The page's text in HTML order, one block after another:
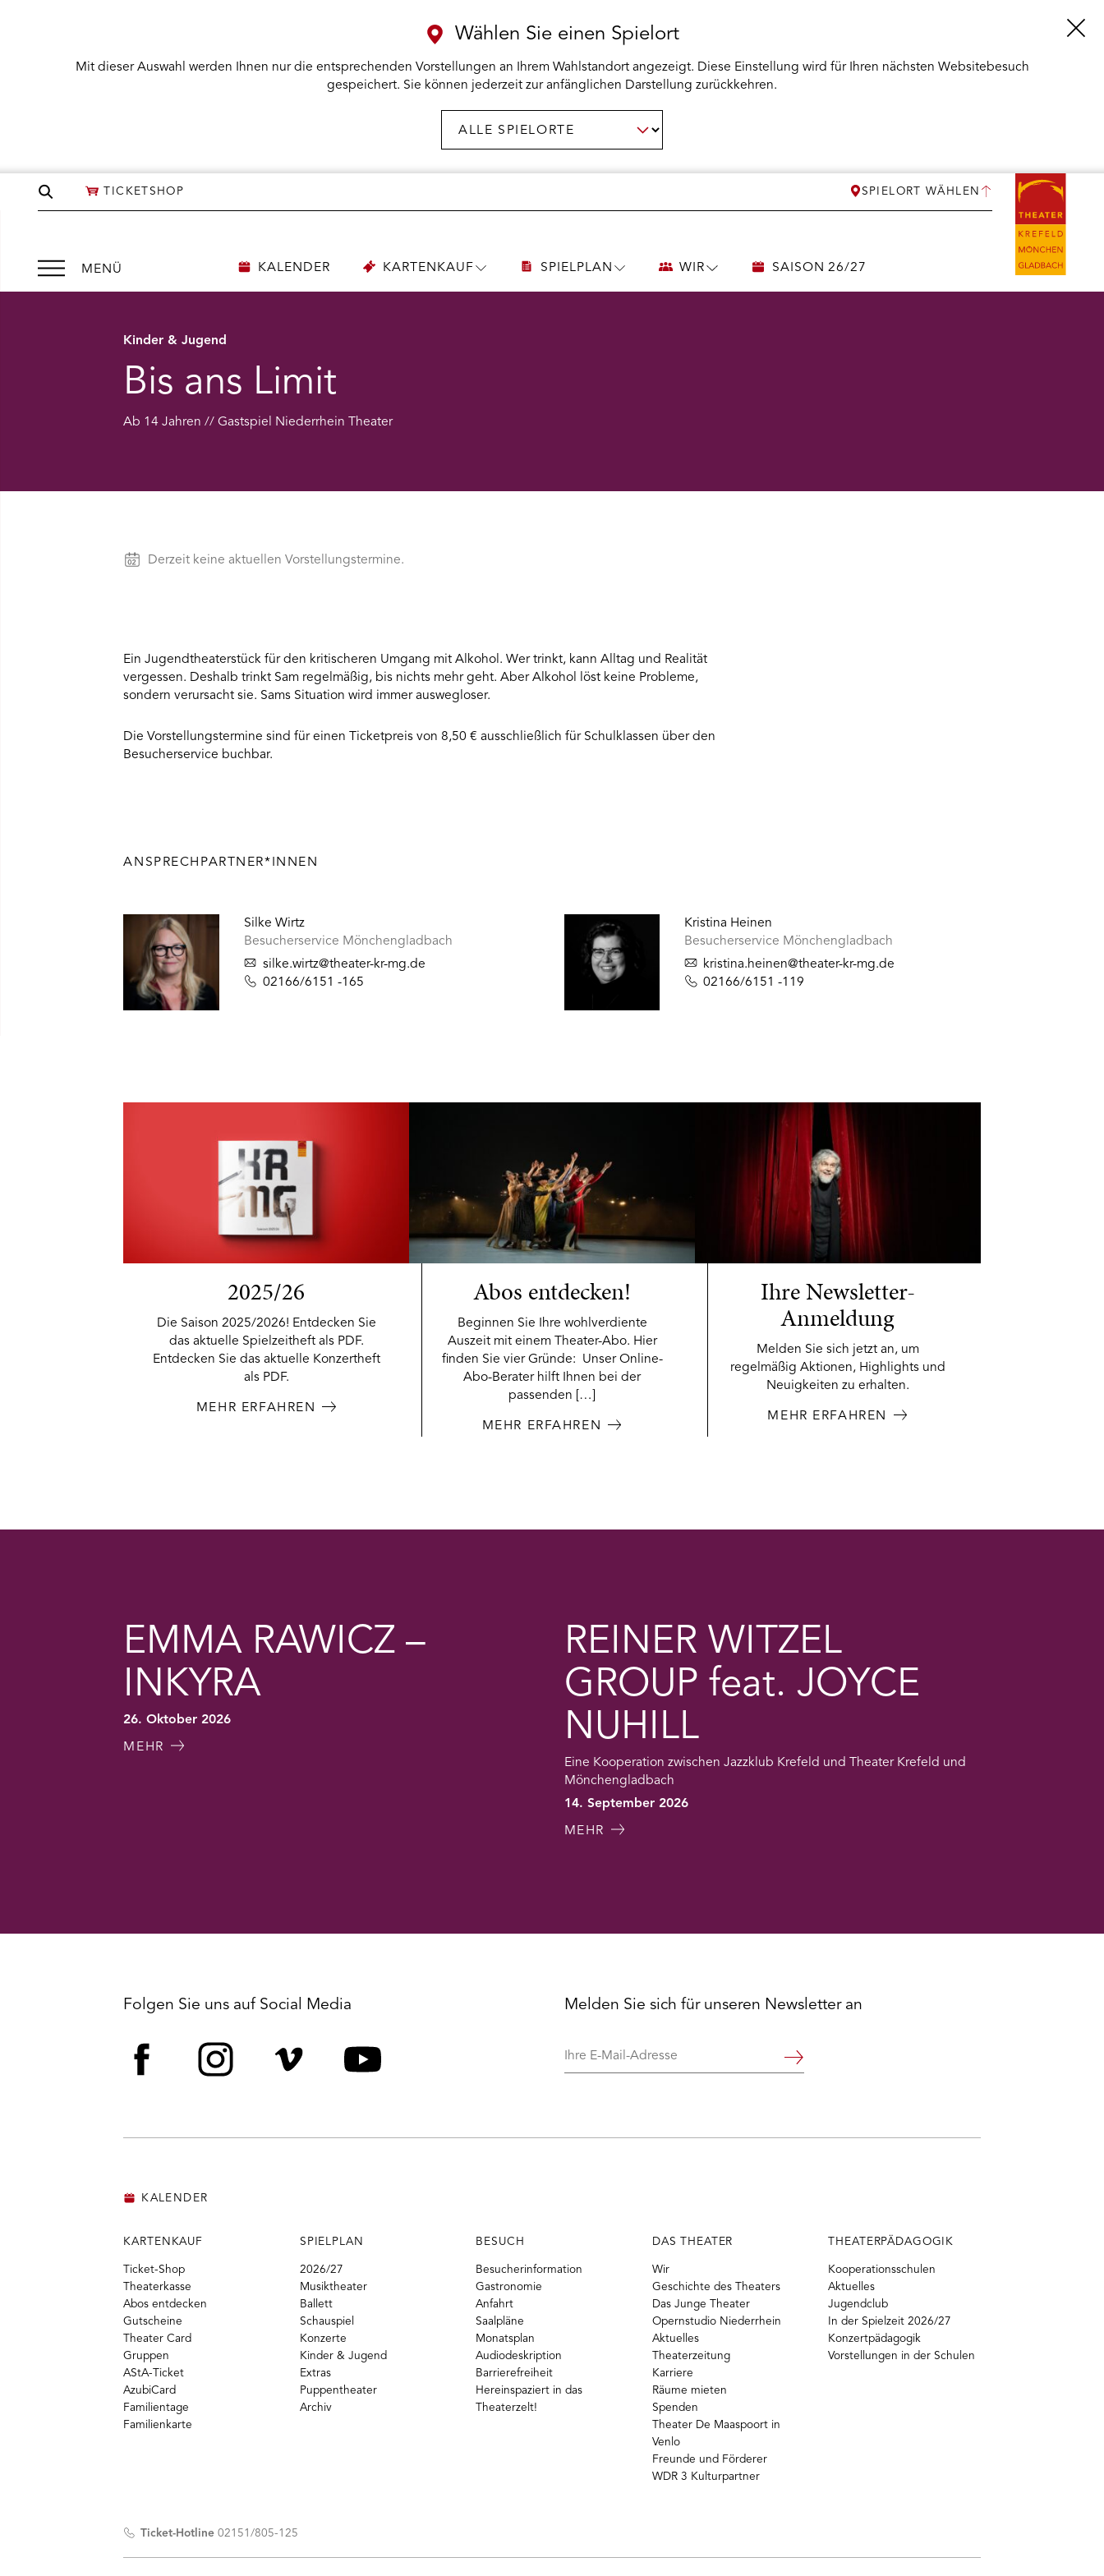
Seite
TICKETSHOP SPIELORT WÄHLEN
Wählen Sie einen Spielort
Mit dieser Auswahl werden Ihnen nur die entsprechenden Vorstellungen an Ihrem Wahlstandort angezeigt. Diese Einstellung wird für Ihren nächsten Websitebesuch
gespeichert. Sie können jederzeit zur anfänglichen Darstellung zurückkehren.
MENÜ
Menü
öffnen
KARTENKAUF ÖFFNEN
THEATERPÄDAGOGIK ÖFFNEN
KALENDER KARTENKAUF UNTERMENÜSPIELPLAN UNTERMENÜ
WIR UNTERMENÜSAISON 26/27
Kinder & Jugend
Bis ans Limit
Ab 14 Jahren // Gastspiel Niederrhein Theater
Vorstellungen
Derzeit keine aktuellen Vorstellungstermine.
Ein Jugendtheaterstück für den kritischeren Umgang mit Alkohol. Wer trinkt, kann Alltag und Realität
vergessen. Deshalb trinkt Sam regelmäßig, bis nichts mehr geht. Aber Alkohol löst keine Probleme,
sondern verursacht sie. Sams Situation wird immer auswegloser.
Die Vorstellungstermine sind für einen Ticketpreis von 8,50 € ausschließlich für Schulklassen über den
Besucherservice buchbar.
ANSPRECHPARTNER*INNEN
Silke Wirtz
Besucherservice Mönchengladbach
silke.wirtz@theater-kr-mg.de
02166/6151 -165
Kristina Heinen
Besucherservice Mönchengladbach
kristina.heinen@theater-kr-mg.de
02166/6151 -119
2025/26
Die Saison 2025/2026! Entdecken Sie
das aktuelle Spielzeitheft als PDF.
Entdecken Sie das aktuelle Konzertheft
als PDF.
MEHR ERFAHREN
Abos entdecken!
Beginnen Sie Ihre wohlverdiente
Auszeit mit einem Theater-Abo. Hier
finden Sie vier Gründe: Unser Online-
Abo-Berater hilft Ihnen bei der
passenden […]
MEHR ERFAHREN
Ihre Newsletter-
Anmeldung
Melden Sie sich jetzt an, um
regelmäßig Aktionen, Highlights und
Neuigkeiten zu erhalten.
MEHR ERFAHREN
EMMA RAWICZ –
INKYRA
26. Oktober 2026
MEHR
REINER WITZEL
GROUP feat. JOYCE
NUHILL
Eine Kooperation zwischen Jazzklub Krefeld und Theater Krefeld und
Mönchengladbach
14. September 2026
MEHR
Folgen Sie uns auf Social Media Melden Sie sich für unseren Newsletter an
Ihre
Weiter
KALENDER
KARTENKAUF
Ticket-Shop
Theaterkasse
Abos entdecken
Gutscheine
Theater Card
Gruppen
AStA-Ticket
AzubiCard
Familientage
Familienkarte
SPIELPLAN
2026/27
Musiktheater
Ballett
Schauspiel
Konzerte
Kinder & Jugend
Extras
Puppentheater
Archiv
BESUCH
Besucherinformation
Gastronomie
Anfahrt
Saalpläne
Monatsplan
Audiodeskription
Barrierefreiheit
Hereinspaziert in das
Theaterzelt!
DAS THEATER
Wir
Geschichte des Theaters
Das Junge Theater
Opernstudio Niederrhein
Aktuelles
Theaterzeitung
Karriere
Räume mieten
Spenden
Theater De Maaspoort in
Venlo
Freunde und Förderer
WDR 3 Kulturpartner
THEATERPÄDAGOGIK
Kooperationsschulen
Aktuelles
Jugendclub
In der Spielzeit 2026/27
Konzertpädagogik
Vorstellungen in der Schulen
Ticket-Hotline02151/805-125